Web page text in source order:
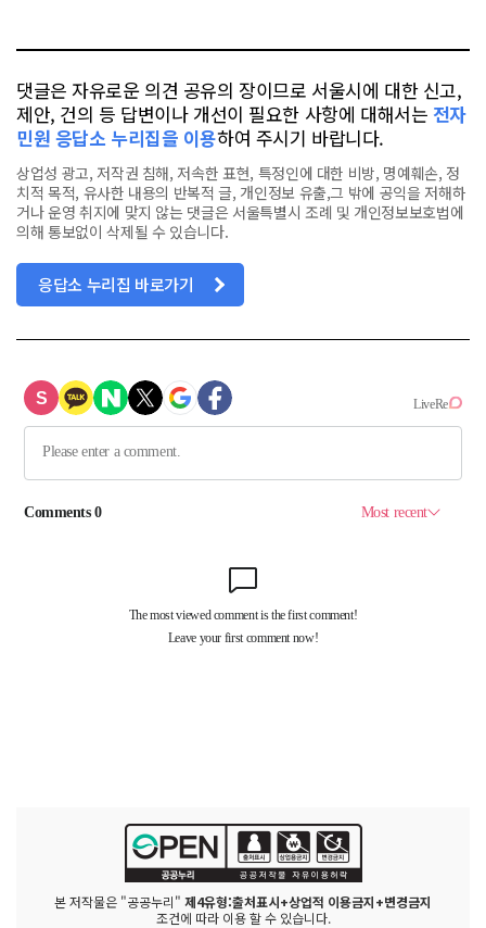
댓글은 자유로운 의견 공유의 장이므로 서울시에 대한 신고,
제안, 건의 등 답변이나 개선이 필요한 사항에 대해서는 전자
민원 응답소 누리집을 이용하여 주시기 바랍니다.
상업성 광고, 저작권 침해, 저속한 표현, 특정인에 대한 비방, 명예훼손, 정
치적 목적, 유사한 내용의 반복적 글, 개인정보 유출,그 밖에 공익을 저해하
거나 운영 취지에 맞지 않는 댓글은 서울특별시 조례 및 개인정보보호법에
의해 통보없이 삭제될 수 있습니다.
응답소 누리집 바로가기
본 저작물은 "공공누리" 제4유형:출처표시+상업적 이용금지+변경금지
조건에 따라 이용 할 수 있습니다.